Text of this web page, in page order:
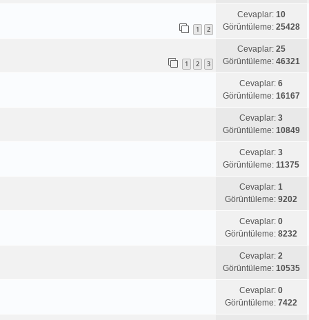
1 2
Cevaplar: 10
Görüntüleme: 25428
1 2 3
Cevaplar: 25
Görüntüleme: 46321
Cevaplar:6
Görüntüleme: 16167
Cevaplar:3
Görüntüleme: 10849
Cevaplar:3
Görüntüleme:11375
Cevaplar:1
Görüntüleme:9202
Cevaplar:0
Görüntüleme:8232
Cevaplar:2
Görüntüleme: 10535
Cevaplar:0
Görüntüleme:7422